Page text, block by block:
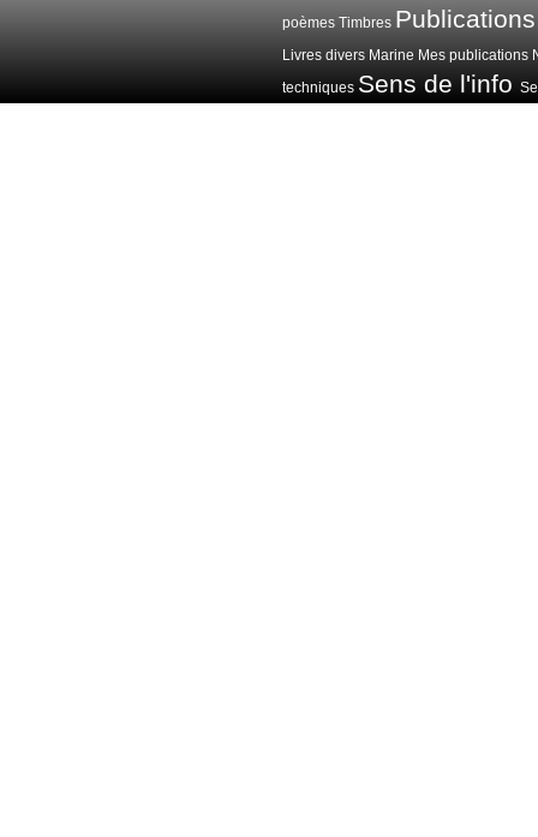
poèmes Timbres Publications
Livres divers Marine Mes publications
techniques Sens de l'info